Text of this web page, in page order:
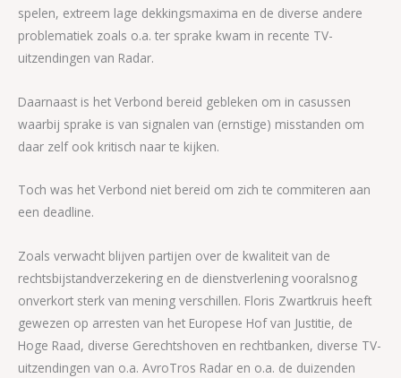
spelen, extreem lage dekkingsmaxima en de diverse andere
problematiek zoals o.a. ter sprake kwam in recente TV-
uitzendingen van Radar.
Daarnaast is het Verbond bereid gebleken om in casussen
waarbij sprake is van signalen van (ernstige) misstanden om
daar zelf ook kritisch naar te kijken.
Toch was het Verbond niet bereid om zich te commiteren aan
een deadline.
Zoals verwacht blijven partijen over de kwaliteit van de
rechtsbijstandverzekering en de dienstverlening vooralsnog
onverkort sterk van mening verschillen. Floris Zwartkruis heeft
gewezen op arresten van het Europese Hof van Justitie, de
Hoge Raad, diverse Gerechtshoven en rechtbanken, diverse TV-
uitzendingen van o.a. AvroTros Radar en o.a. de duizenden